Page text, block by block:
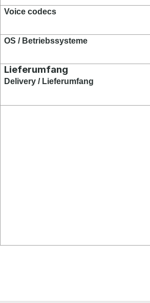
Voice codecs
OS / Betriebssysteme
Lieferumfang
Delivery / Lieferumfang